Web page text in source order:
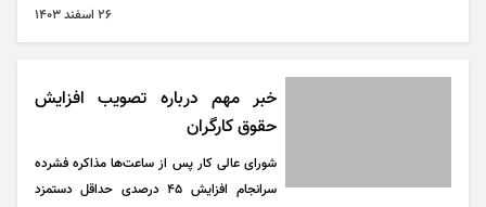
معیشت، این دغدغه ذینفعان سازمان هم رفع و
حل شد.
خانوار کارگری در سال ۱۴۰۴ حدود ۲۵ میلیون
نسبت به سال گذشته کاهش یافته است.
۲۶ اسفند ۱۴۰۳
خبر مهم درباره تصویب افزایش
حقوق کارگران
شورای عالی کار پس از ساعت‌ها مذاکره فشرده
سرانجام افزایش ۴۵ درصدی حداقل دستمزد